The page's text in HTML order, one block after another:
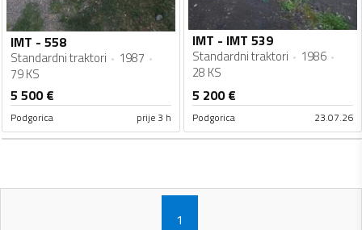
IMT - 558
Standardni traktori
1987
79 KS
5 500€
Podgorica prije 3 h
IMT - IMT 539
Standardni traktori
1986
28 KS
5 200€
Podgorica 23.07.26
1